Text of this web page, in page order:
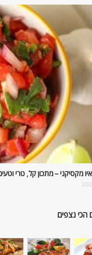
מקסיקני – מתכון קל, טרי
הכי נצפים